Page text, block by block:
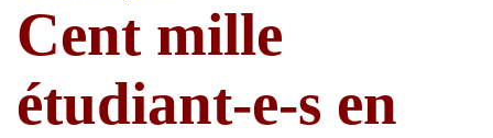
Cent mille
étudiant-e-s en